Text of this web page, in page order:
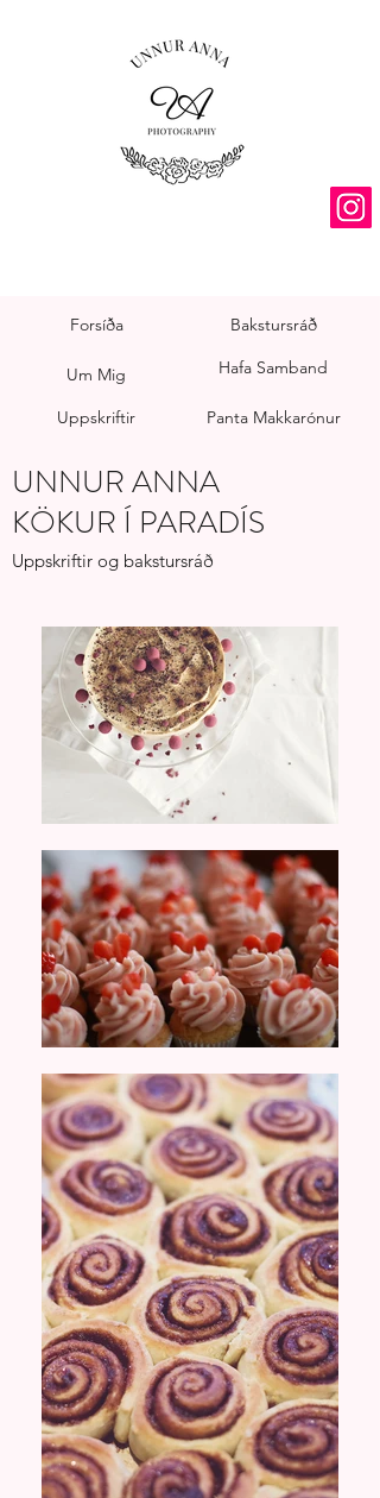
Forsíða
Um Mig
Uppskriftir
Bakstursráð
Hafa Samband
Panta Makkarónur
Uppskriftir og bakstursráð
UNNUR ANNA
KÖKUR Í PARADÍS